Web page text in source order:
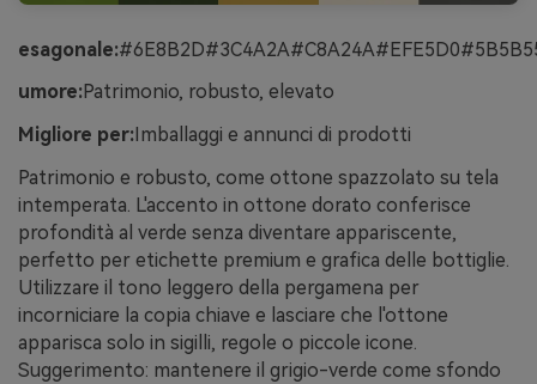
esagonale:
umore:Patrimonio, robusto, elevato
Migliore per:Imballaggi e annunci di prodotti
Patrimonio e robusto, come ottone spazzolato su tela
intemperata. L'accento in ottone dorato conferisce
profondità al verde senza diventare appariscente,
perfetto per etichette premium e grafica delle bottiglie.
Utilizzare il tono leggero della pergamena per
incorniciare la copia chiave e lasciare che l'ottone
apparisca solo in sigilli, regole o piccole icone.
Suggerimento: mantenere il grigio-verde come sfondo